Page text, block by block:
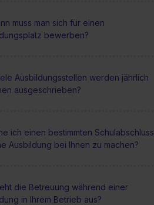
muss man sich für einen
bewerben?
Ausbildungsstellen werden jährlich
ausgeschrieben?
ich einen bestimmten Schulabschluss,
Ausbildung bei Ihnen zu machen?
die Betreuung während einer
in Ihrem Betrieb aus?